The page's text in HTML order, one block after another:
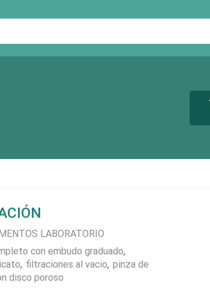
LABORATORIO
con embudo graduado,
, filtraciones al vacio, pinza de
disco poroso